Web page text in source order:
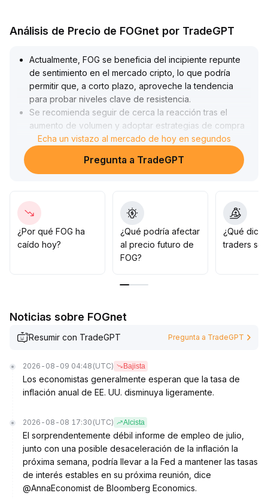
Análisis de Precio de FOGnet por TradeGPT
Actualmente, FOG se beneficia del incipiente repunte
de sentimiento en el mercado cripto, lo que podría
permitir que, a corto plazo, aproveche la tendencia
para probar niveles clave de resistencia.
Se recomienda seguir de cerca la reacción tras el
aumento de volumen y adoptar estrategias de compra
escalonada y reducción de posiciones ante resistencia
para controlar el riesgo de volatilidad
A medio y largo plazo, la mejora del sector aún
concentración de tenencia en la cadena, el desarrollo
del ecosistema del proyecto y el entorno regulatorio.
Solo cuando estos indicadores mejoren de forma
conjunta deberá aumentarse la inversión, evitando
seguir ciegamente el alza.
Echa un vistazo al mercado de hoy en segundos
Pregunta a TradeGPT
¿Por qué FOG ha
caído hoy?
¿Qué podría afectar
al precio futuro de
FOG?
¿Qué
traders
Noticias sobre FOGnet
Resumir con TradeGPT Pregunta a TradeGPT
2026-08-09 04:48 (UTC) Bajista
Los economistas generalmente esperan que la tasa de
inflación anual de EE. UU. disminuya ligeramente.
2026-08-08 17:30 (UTC) Alcista
El sorprendentemente débil informe de empleo de julio,
junto con una posible desaceleración de la inflación la
próxima semana, podría llevar a la Fed a mantener las tasas
de interés estables en su próxima reunión, dice
@AnnaEconomist de Bloomberg Economics.